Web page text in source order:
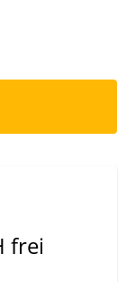
frei